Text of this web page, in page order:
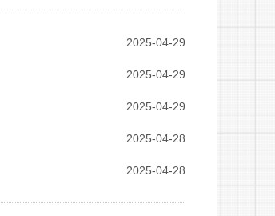
2025-04-29
2025-04-29
2025-04-29
2025-04-28
2025-04-28